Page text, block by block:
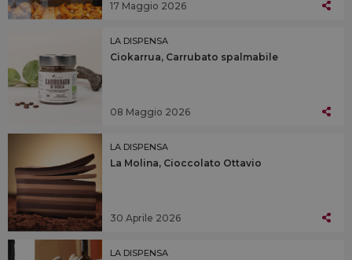
17 Maggio 2026
LA DISPENSA
Ciokarrua, Carrubato spalmabile
08 Maggio 2026
LA DISPENSA
La Molina, Cioccolato Ottavio
30 Aprile 2026
LA DISPENSA